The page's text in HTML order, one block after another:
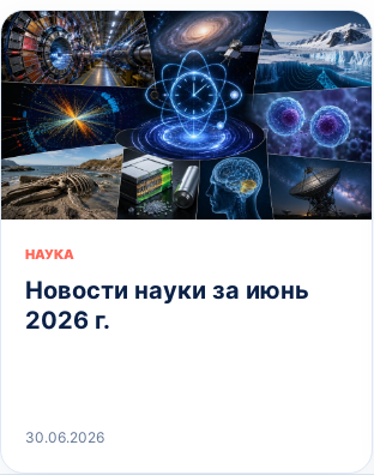
НАУКА
Новости науки за июнь
2026 г.
30.06.2026